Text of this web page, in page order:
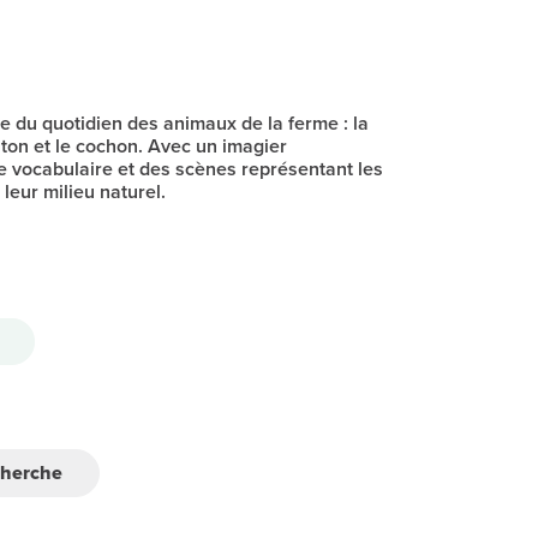
du quotidien des animaux de la ferme : la
et le cochon. Avec un imagier
vocabulaire et des scènes représentant les
milieu naturel.